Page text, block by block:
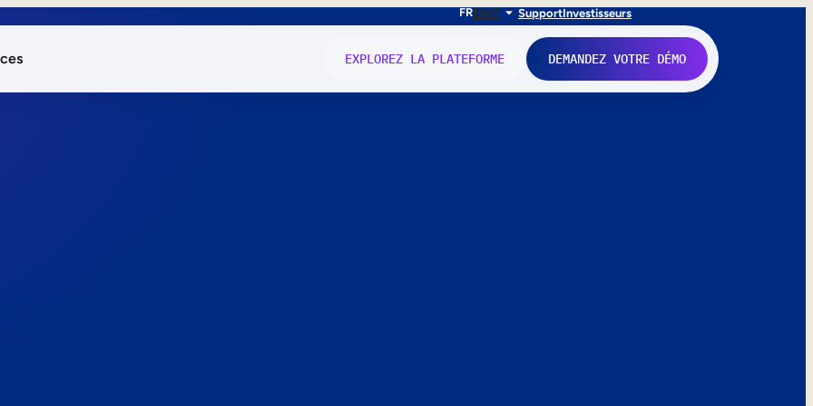
FRENIT SupportInvestisseurs
EXPLOREZ LA PLATEFORME DEMANDEZ VOTRE DÉMO